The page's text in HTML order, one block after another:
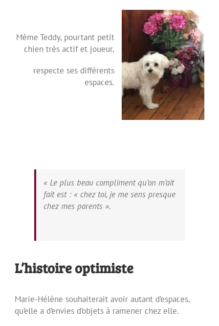
Même Teddy, pourtant petit
chien très actif et joueur,
respecte ses différents
espaces.
« Le plus beau compliment qu’on m’ait
fait est : « chez toi, je me sens presque
chez mes parents ».
L’histoire optimiste
Marie-Hélène souhaiterait avoir autant d’espaces,
qu’elle a d’envies d’objets à ramener chez elle.